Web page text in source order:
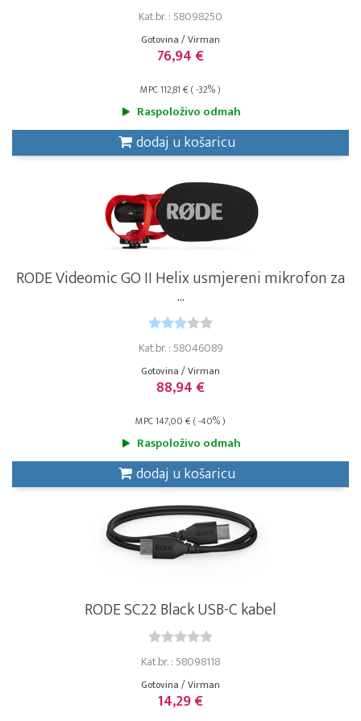
Kat.br. : 58098250
Gotovina / Virman
76,94 €
MPC 112,81 € ( -32% )
Raspoloživo odmah
dodaj u košaricu
RODE Videomic GO II Helix usmjereni mikrofon za
...
Kat.br. : 58046089
Gotovina / Virman
88,94 €
MPC 147,00 € ( -40% )
Raspoloživo odmah
dodaj u košaricu
RODE SC22 Black USB-C kabel
Kat.br. : 58098118
Gotovina / Virman
14,29 €